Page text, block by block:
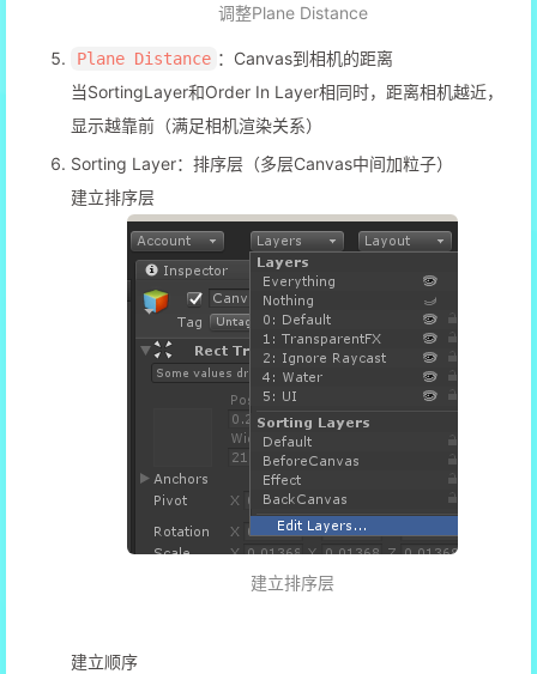
调整Plane Distance
Plane Distance ：Canvas到相机的距离
当SortingLayer和Order In Layer相同时，距离相机越近，
显示越靠前（满足相机渲染关系）
Sorting Layer：排序层（多层Canvas中间加粒子）
建立排序层
建立排序层
建立顺序